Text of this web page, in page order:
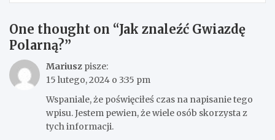
One thought on “Jak znaleźć Gwiazdę
Polarną?”
Mariusz pisze:
15 lutego, 2024 o 3:35 pm
Wspaniale, że poświęciłeś czas na napisanie tego
wpisu. Jestem pewien, że wiele osób skorzysta z
tych informacji.